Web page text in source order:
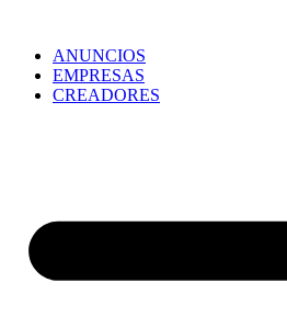
ANUNCIOS
EMPRESAS
CREADORES